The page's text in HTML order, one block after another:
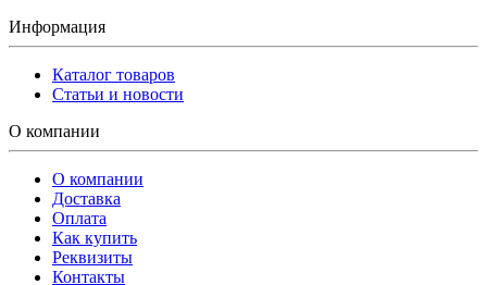
Информация
Каталог товаров
Статьи и новости
О компании
О компании
Доставка
Оплата
Как купить
Реквизиты
Контакты